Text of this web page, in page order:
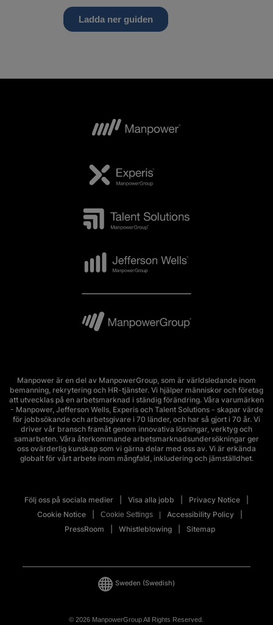
Manpower är en del av ManpowerGroup, som är världsledande inom
bemanning, rekrytering och HR-tjänster. Vi hjälper människor och företag
att utvecklas på en arbetsmarknad i ständig förändring. Våra varumärken
- Manpower, Jefferson Wells, Experis och Talent Solutions - skapar värde
för jobbsökande och arbetsgivare i 70 länder, och har så gjort i 70 år. Vi
driver vår bransch framåt genom innovativa lösningar, verktyg och
samarbeten. Våra återkommande arbetsmarknadsundersökningar ger
oss ovärderlig kunskap som vi gärna delar med oss av. Vi är erkända
globalt för vårt arbete inom mångfald, inkludering och jämställdhet.
Följ oss på sociala medier Visa alla jobb
Privacy Notice
Cookie Notice
Cookie Settings
Accessibility Policy
PressRoom
Whistleblowing Sitemap
© 2026 ManpowerGroup All Rights Reserved.
Sweden (Swedish)